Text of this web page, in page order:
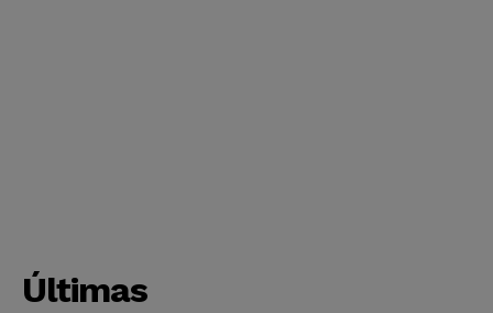
Últimas